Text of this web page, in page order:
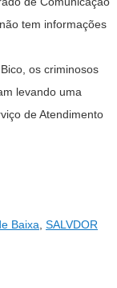
tem informações
os criminosos
levando uma
de Atendimento
Baixa, SALVDOR